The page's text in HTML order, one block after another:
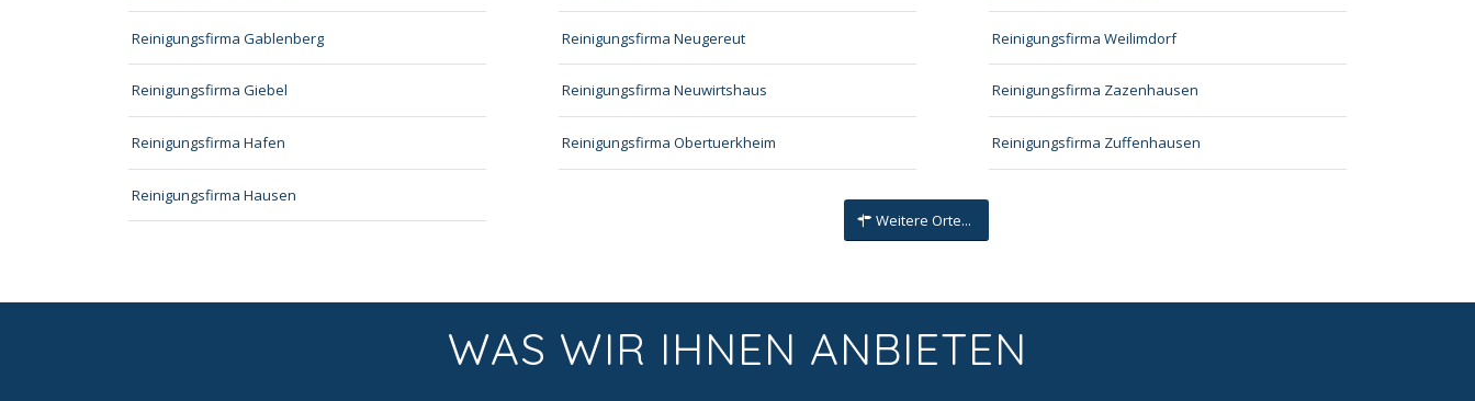
Reinigungsfirma Gablenberg
Reinigungsfirma Giebel
Reinigungsfirma Hafen
Reinigungsfirma Hausen
Reinigungsfirma Neugereut
Reinigungsfirma Neuwirtshaus
Reinigungsfirma Obertuerkheim
Reinigungsfirma Weilimdorf
Reinigungsfirma Zazenhausen
Reinigungsfirma Zuffenhausen
Weitere Orte...
WAS WIR IHNEN ANBIETEN